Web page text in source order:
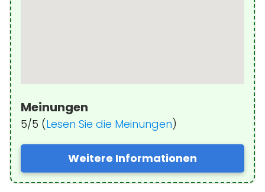
Meinungen
5/5 (Lesen Sie die Meinungen)
Weitere Informationen